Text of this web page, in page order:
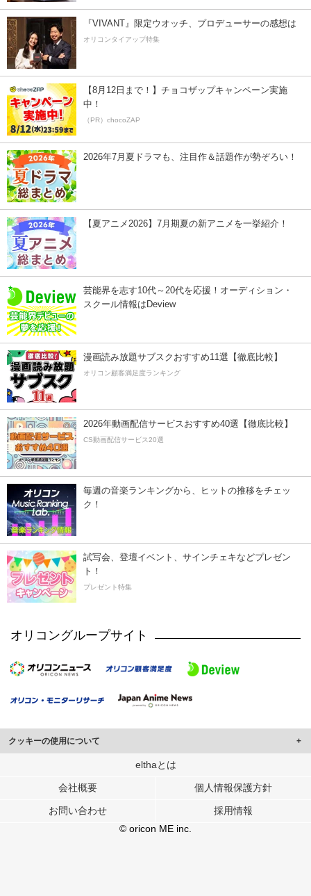
『VIVANT』限定ウオッチ、プロデューサーの感想は
オリコンタイアップ特集
【8月12日まで！】チョコザップキャンペーン実施
中！
（PR）chocoZAP
2026年7月夏ドラマも、注目作＆話題作が勢ぞろい！
【夏アニメ2026】7月期夏の新アニメを一挙紹介！
芸能界を志す10代～20代を応援！オーディション・
スクール情報はDeview
漫画読み放題サブスクおすすめ11選【徹底比較】
オリコン顧客満足度ランキング
2026年動画配信サービスおすすめ40選【徹底比較】
CS動画配信サービス20選
毎週の音楽ランキングから、ヒットの推移をチェッ
ク！
試写会、登壇イベント、サインチェキなどプレゼン
ト！
プレゼント特集
オリコングループサイト
クッキーの使用について
このサイトでは Cookie を使用して、ユーザーに合わせたコンテンツや広告の
行っています。
メディアや広告配信、データ解析の各パートナーに提供しています。
各パートナーは、この情報とユーザーが各パートナーに提供した他の情報や、
ユーザーが各パートナーのサービスを使用したときに収集した他の情報を組み
elthaとは
会社概要 個人情報保護方針
お問い合わせ
採用情報
© oricon ME inc.